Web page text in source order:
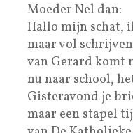
Moeder Nel dan:
Hallo mijn schat,
maar vol
van Gerard komt
nu naar school,
Gisteravond je
maar een stapel